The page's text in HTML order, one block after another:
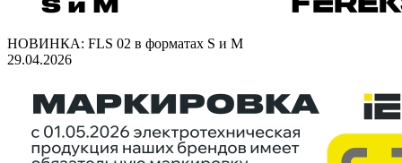
НОВИНКА: FLS 02 в форматах S и M
29.04.2026